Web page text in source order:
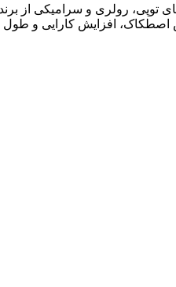
توپی، رولری و سرامیکی از
اصطکاک، افزایش کارایی و